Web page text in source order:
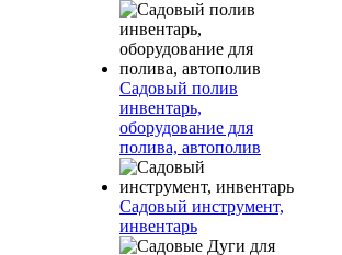
Садовый полив
инвентарь,
оборудование для
полива, автополив
Садовый инструмент,
инвентарь